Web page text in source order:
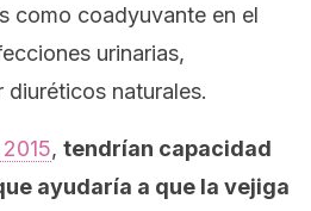
como coadyuvante en el
urinarias,
diuréticos naturales.
, tendrían capacidad
ayudaría a que la vejiga